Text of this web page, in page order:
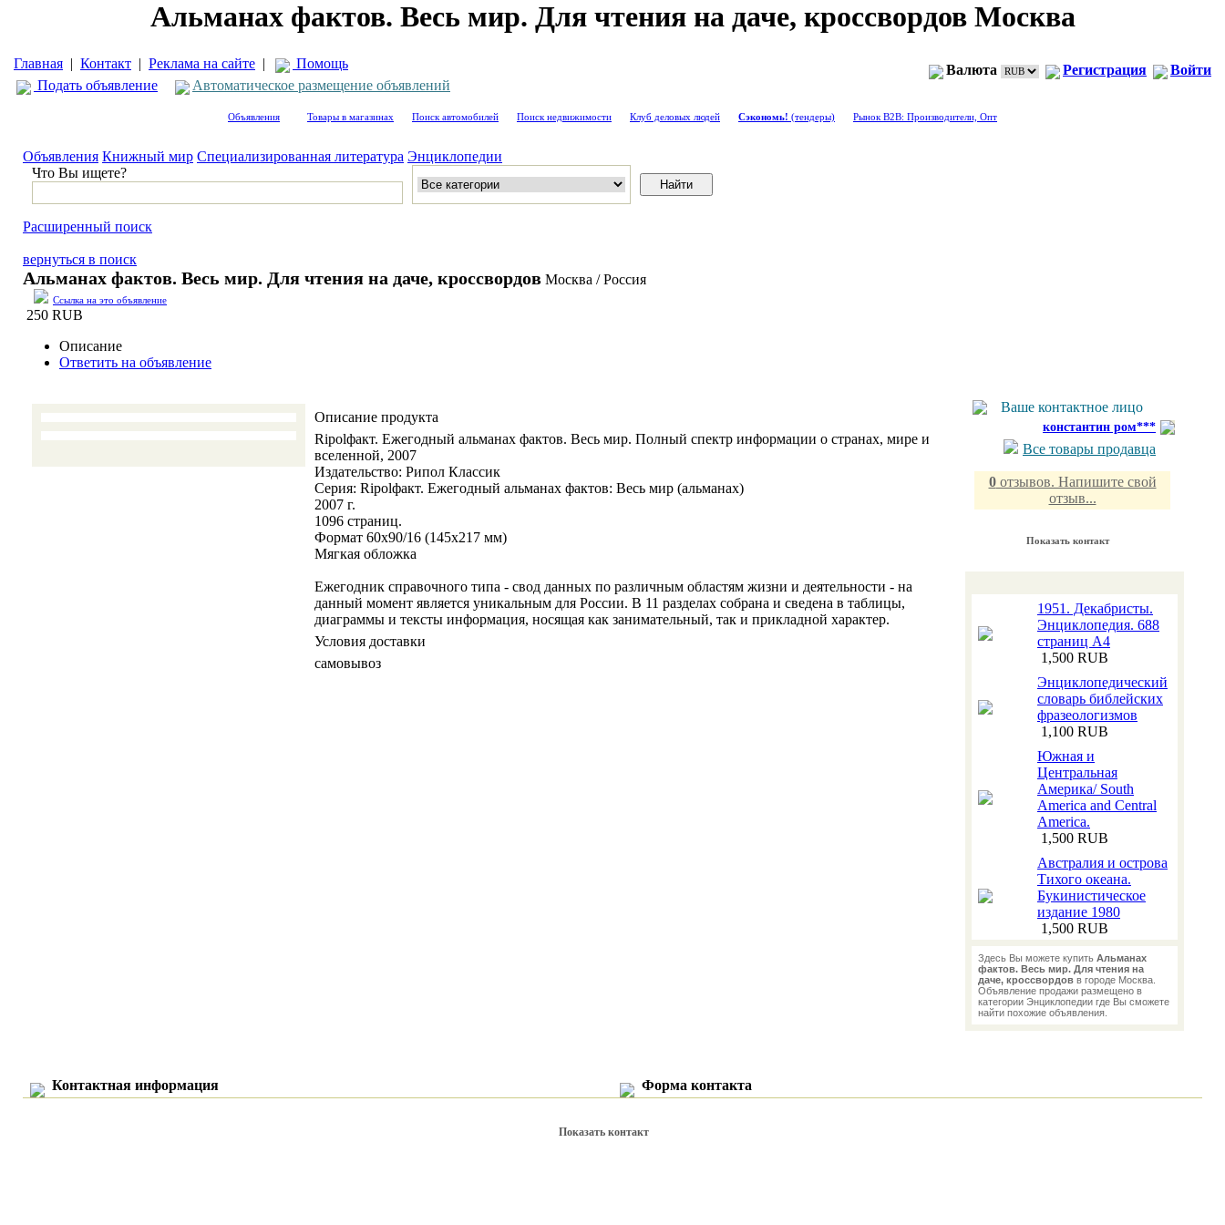
Альманах фактов. Весь мир. Для чтения на даче, кроссвордов Москва
Главная | Контакт | Реклама на сайте |
Помощь
Подать объявление
Автоматическое размещение объявлений
Валюта Регистрация Войти
Объявления Товары в магазинах Поиск автомобилей Поиск недвижимости Клуб деловых людей Сэкономь! (тендеры) Рынок B2B: Производители, Опт
Объявления Книжный мир Специализированная литература Энциклопедии
Что Вы ищете?
Расширенный поиск
вернуться в поиск
Альманах фактов. Весь мир. Для чтения на даче, кроссвордов Москва / Россия
Ссылка на это объявление
250 RUB
Описание
Ответить на объявление
Описание продукта
Ripolфакт. Ежегодный альманах фактов. Весь мир. Полный спектр информации о странах, мире и
вселенной, 2007
Издательство: Рипол Классик
Серия: Ripolфакт. Ежегодный альманах фактов: Весь мир (альманах)
2007 г.
1096 страниц.
Формат 60x90/16 (145х217 мм)
Мягкая обложка
Ежегодник справочного типа - свод данных по различным областям жизни и деятельности - на
данный момент является уникальным для России. В 11 разделах собрана и сведена в таблицы,
диаграммы и тексты информация, носящая как занимательный, так и прикладной характер.
Условия доставки
самовывоз
Ваше контактное лицо
константин ром***
Все товары продавца
0отзывов. Напишите свой
отзыв...
Показать контакт
1951. Декабристы.
Энциклопедия. 688
страниц А4
1,500 RUB
Энциклопедический
словарь библейских
фразеологизмов
1,100 RUB
Южная и
Центральная
Америка/ South
America and Central
America.
1,500 RUB
Австралия и острова
Тихого океана.
Букинистическое
издание 1980
1,500 RUB
Здесь Вы можете купить Альманах
фактов. Весь мир. Для чтения на
даче, кроссвордов в городе Москва.
Объявление продажи размещено в
категории Энциклопедии где Вы сможете
найти похожие объявления.
Контактная информация Форма контакта
Показать контакт